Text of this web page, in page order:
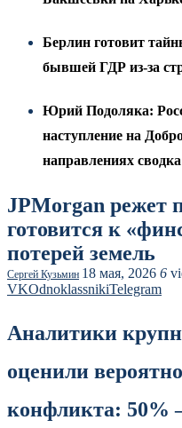
Берлин готовит
бывшей ГДР из-за
Юрий Подоляка:
наступление на
направлениях
JPMorgan режет
готовится к
потерей земель
Сергей Кузьмин 18 мая, 2026 6
VKOdnoklassnikiTelegram
Аналитики
оценили
конфликта: 50%